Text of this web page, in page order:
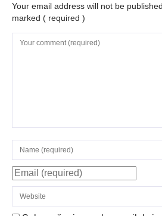
Your email address will not be
marked ( required )